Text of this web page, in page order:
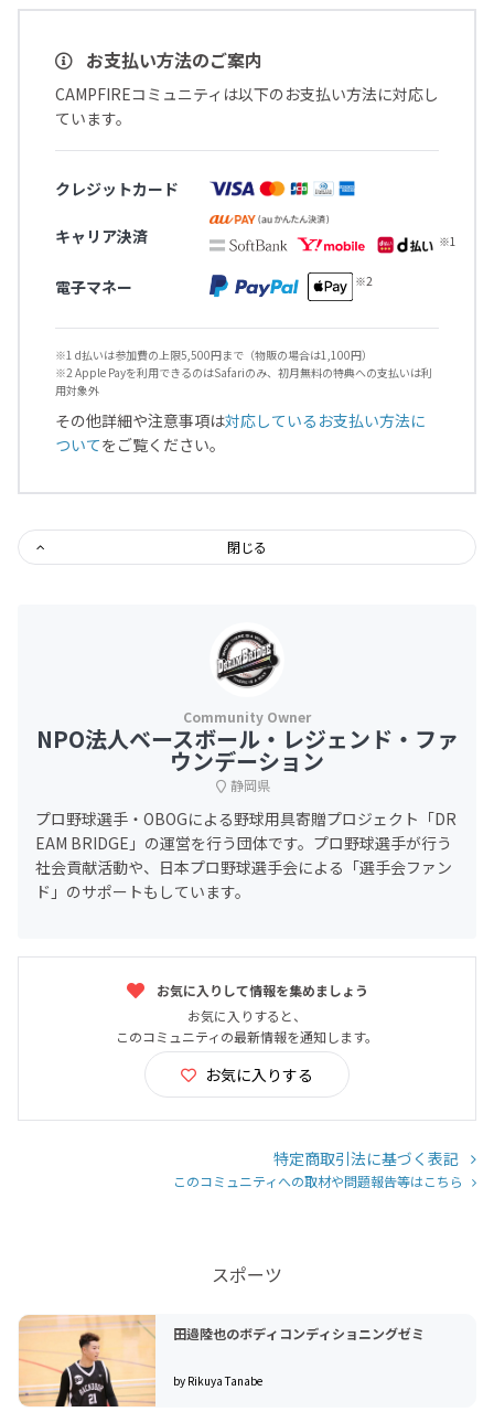
お支払い方法のご案内
CAMPFIREコミュニティは以下のお支払い方法に対応し
ています。
クレジットカード
キャリア決済
電子マネー
※1 d払いは参加費の上限5,500円まで（物販の場合は1,100円）
※2 Apple Payを利用できるのはSafariのみ、初月無料の特典への支払いは利
用対象外
その他詳細や注意事項は対応しているお支払い方法に
ついてをご覧ください。
閉じる
NPO法人ベースボール・レジェンド・ファ
ウンデーション
静岡県
プロ野球選手・OBOGによる野球用具寄贈プロジェクト「DR
EAM BRIDGE」の運営を行う団体です。プロ野球選手が行う
社会貢献活動や、日本プロ野球選手会による「選手会ファン
ド」のサポートもしています。
お気に入りして情報を集めましょう
お気に入りすると、
このコミュニティの最新情報を通知します。
お気に入りする
特定商取引法に基づく表記
このコミュニティへの取材や問題報告等はこちら
スポーツ
田邉陸也のボディコンディショニングゼミ
by Rikuya Tanabe